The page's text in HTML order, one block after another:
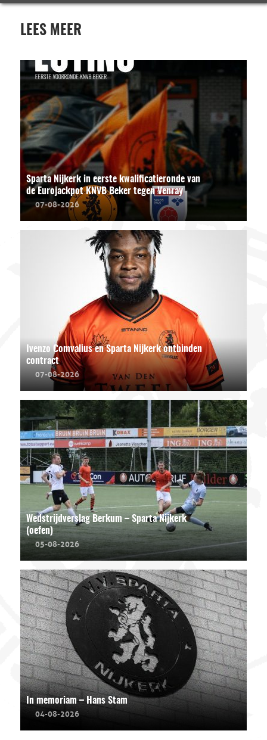
LEES MEER
Sparta Nijkerk in eerste kwalificatieronde van
de Eurojackpot KNVB Beker tegen Venray
07-08-2026
Ivenzo Comvalius en Sparta Nijkerk ontbinden
contract
07-08-2026
Wedstrijdverslag Berkum – Sparta Nijkerk
(oefen)
05-08-2026
In memoriam – Hans Stam
04-08-2026